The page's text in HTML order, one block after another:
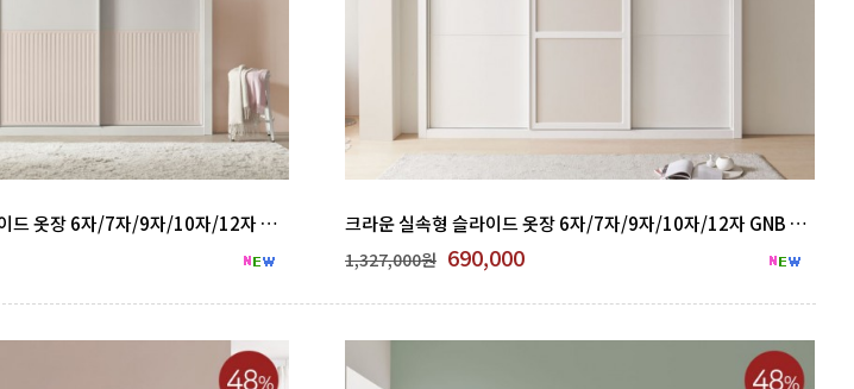
스타일 핑크 실속형 슬라이드 옷장 6자/7자/9자/10자/12자 GNB 500-10 크라운 실속형 슬라이드 옷장 6자/7자/9자/10자/12자 GNB 500-11
1,327,000원 690,000